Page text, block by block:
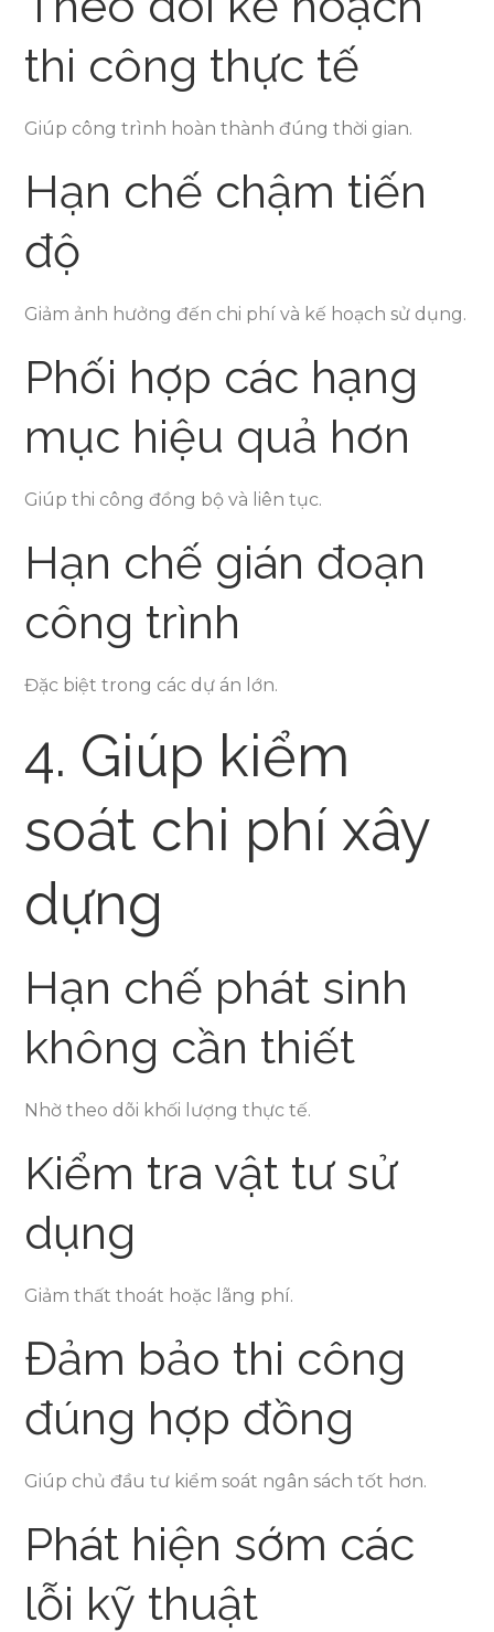
thi công thực tế
Giúp công trình hoàn thành đúng thời gian.
Hạn chế chậm tiến
độ
Giảm ảnh hưởng đến chi phí và kế hoạch sử dụng.
Phối hợp các hạng
mục hiệu quả hơn
Giúp thi công đồng bộ và liên tục.
Hạn chế gián đoạn
công trình
Đặc biệt trong các dự án lớn.
4. Giúp kiểm
soát chi phí xây
dựng
Hạn chế phát sinh
không cần thiết
Nhờ theo dõi khối lượng thực tế.
Kiểm tra vật tư sử
dụng
Giảm thất thoát hoặc lãng phí.
Đảm bảo thi công
đúng hợp đồng
Giúp chủ đầu tư kiểm soát ngân sách tốt hơn.
Phát hiện sớm các
lỗi kỹ thuật